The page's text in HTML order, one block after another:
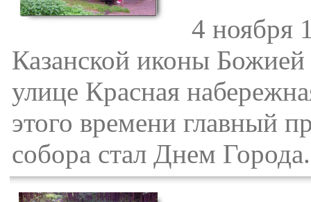
4 ноября
Казанской иконы
улице Красная
этого времени главный
собора стал Днем Города.